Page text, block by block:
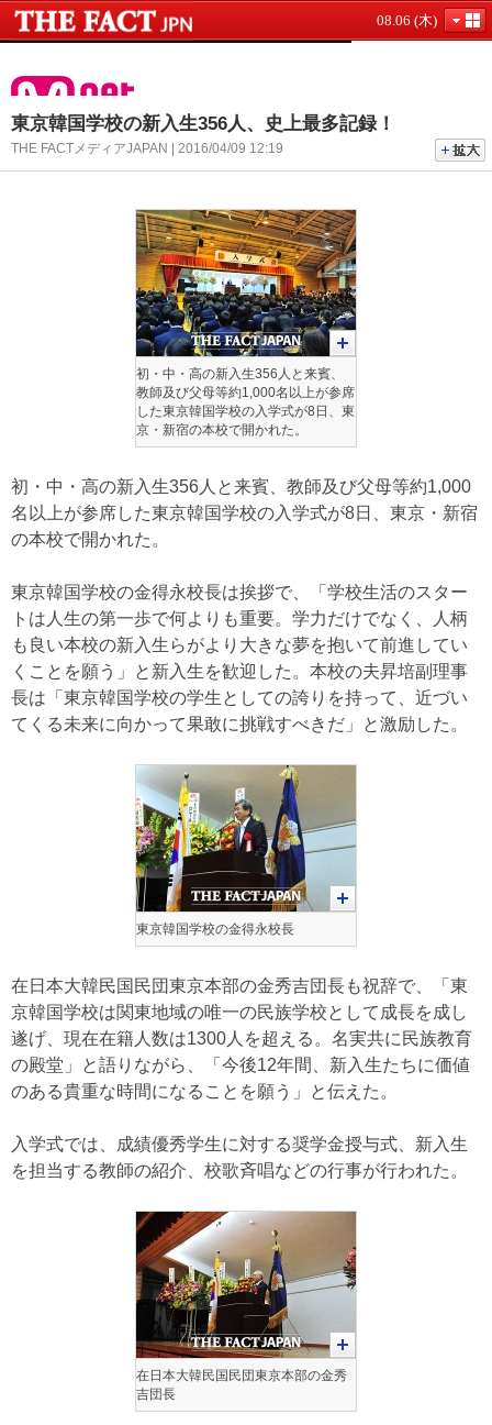
08.06 (木)
東京韓国学校の新入生356人、史上最多記録！
THE FACTメディアJAPAN | 2016/04/09 12:19
初・中・高の新入生356人と来賓、
教師及び父母等約1,000名以上が参席
した東京韓国学校の入学式が8日、東
京・新宿の本校で開かれた。
初・中・高の新入生356人と来賓、教師及び父母等約1,000
名以上が参席した東京韓国学校の入学式が8日、東京・新宿
の本校で開かれた。
東京韓国学校の金得永校長は挨拶で、「学校生活のスター
トは人生の第一歩で何よりも重要。学力だけでなく、人柄
も良い本校の新入生らがより大きな夢を抱いて前進してい
くことを願う」と新入生を歓迎した。本校の夫昇培副理事
長は「東京韓国学校の学生としての誇りを持って、近づい
てくる未来に向かって果敢に挑戦すべきだ」と激励した。
東京韓国学校の金得永校長
在日本大韓民国民団東京本部の金秀吉団長も祝辞で、「東
京韓国学校は関東地域の唯一の民族学校として成長を成し
遂げ、現在在籍人数は1300人を超える。名実共に民族教育
の殿堂」と語りながら、「今後12年間、新入生たちに価値
のある貴重な時間になることを願う」と伝えた。
入学式では、成績優秀学生に対する奨学金授与式、新入生
を担当する教師の紹介、校歌斉唱などの行事が行われた。
在日本大韓民国民団東京本部の金秀
吉団長